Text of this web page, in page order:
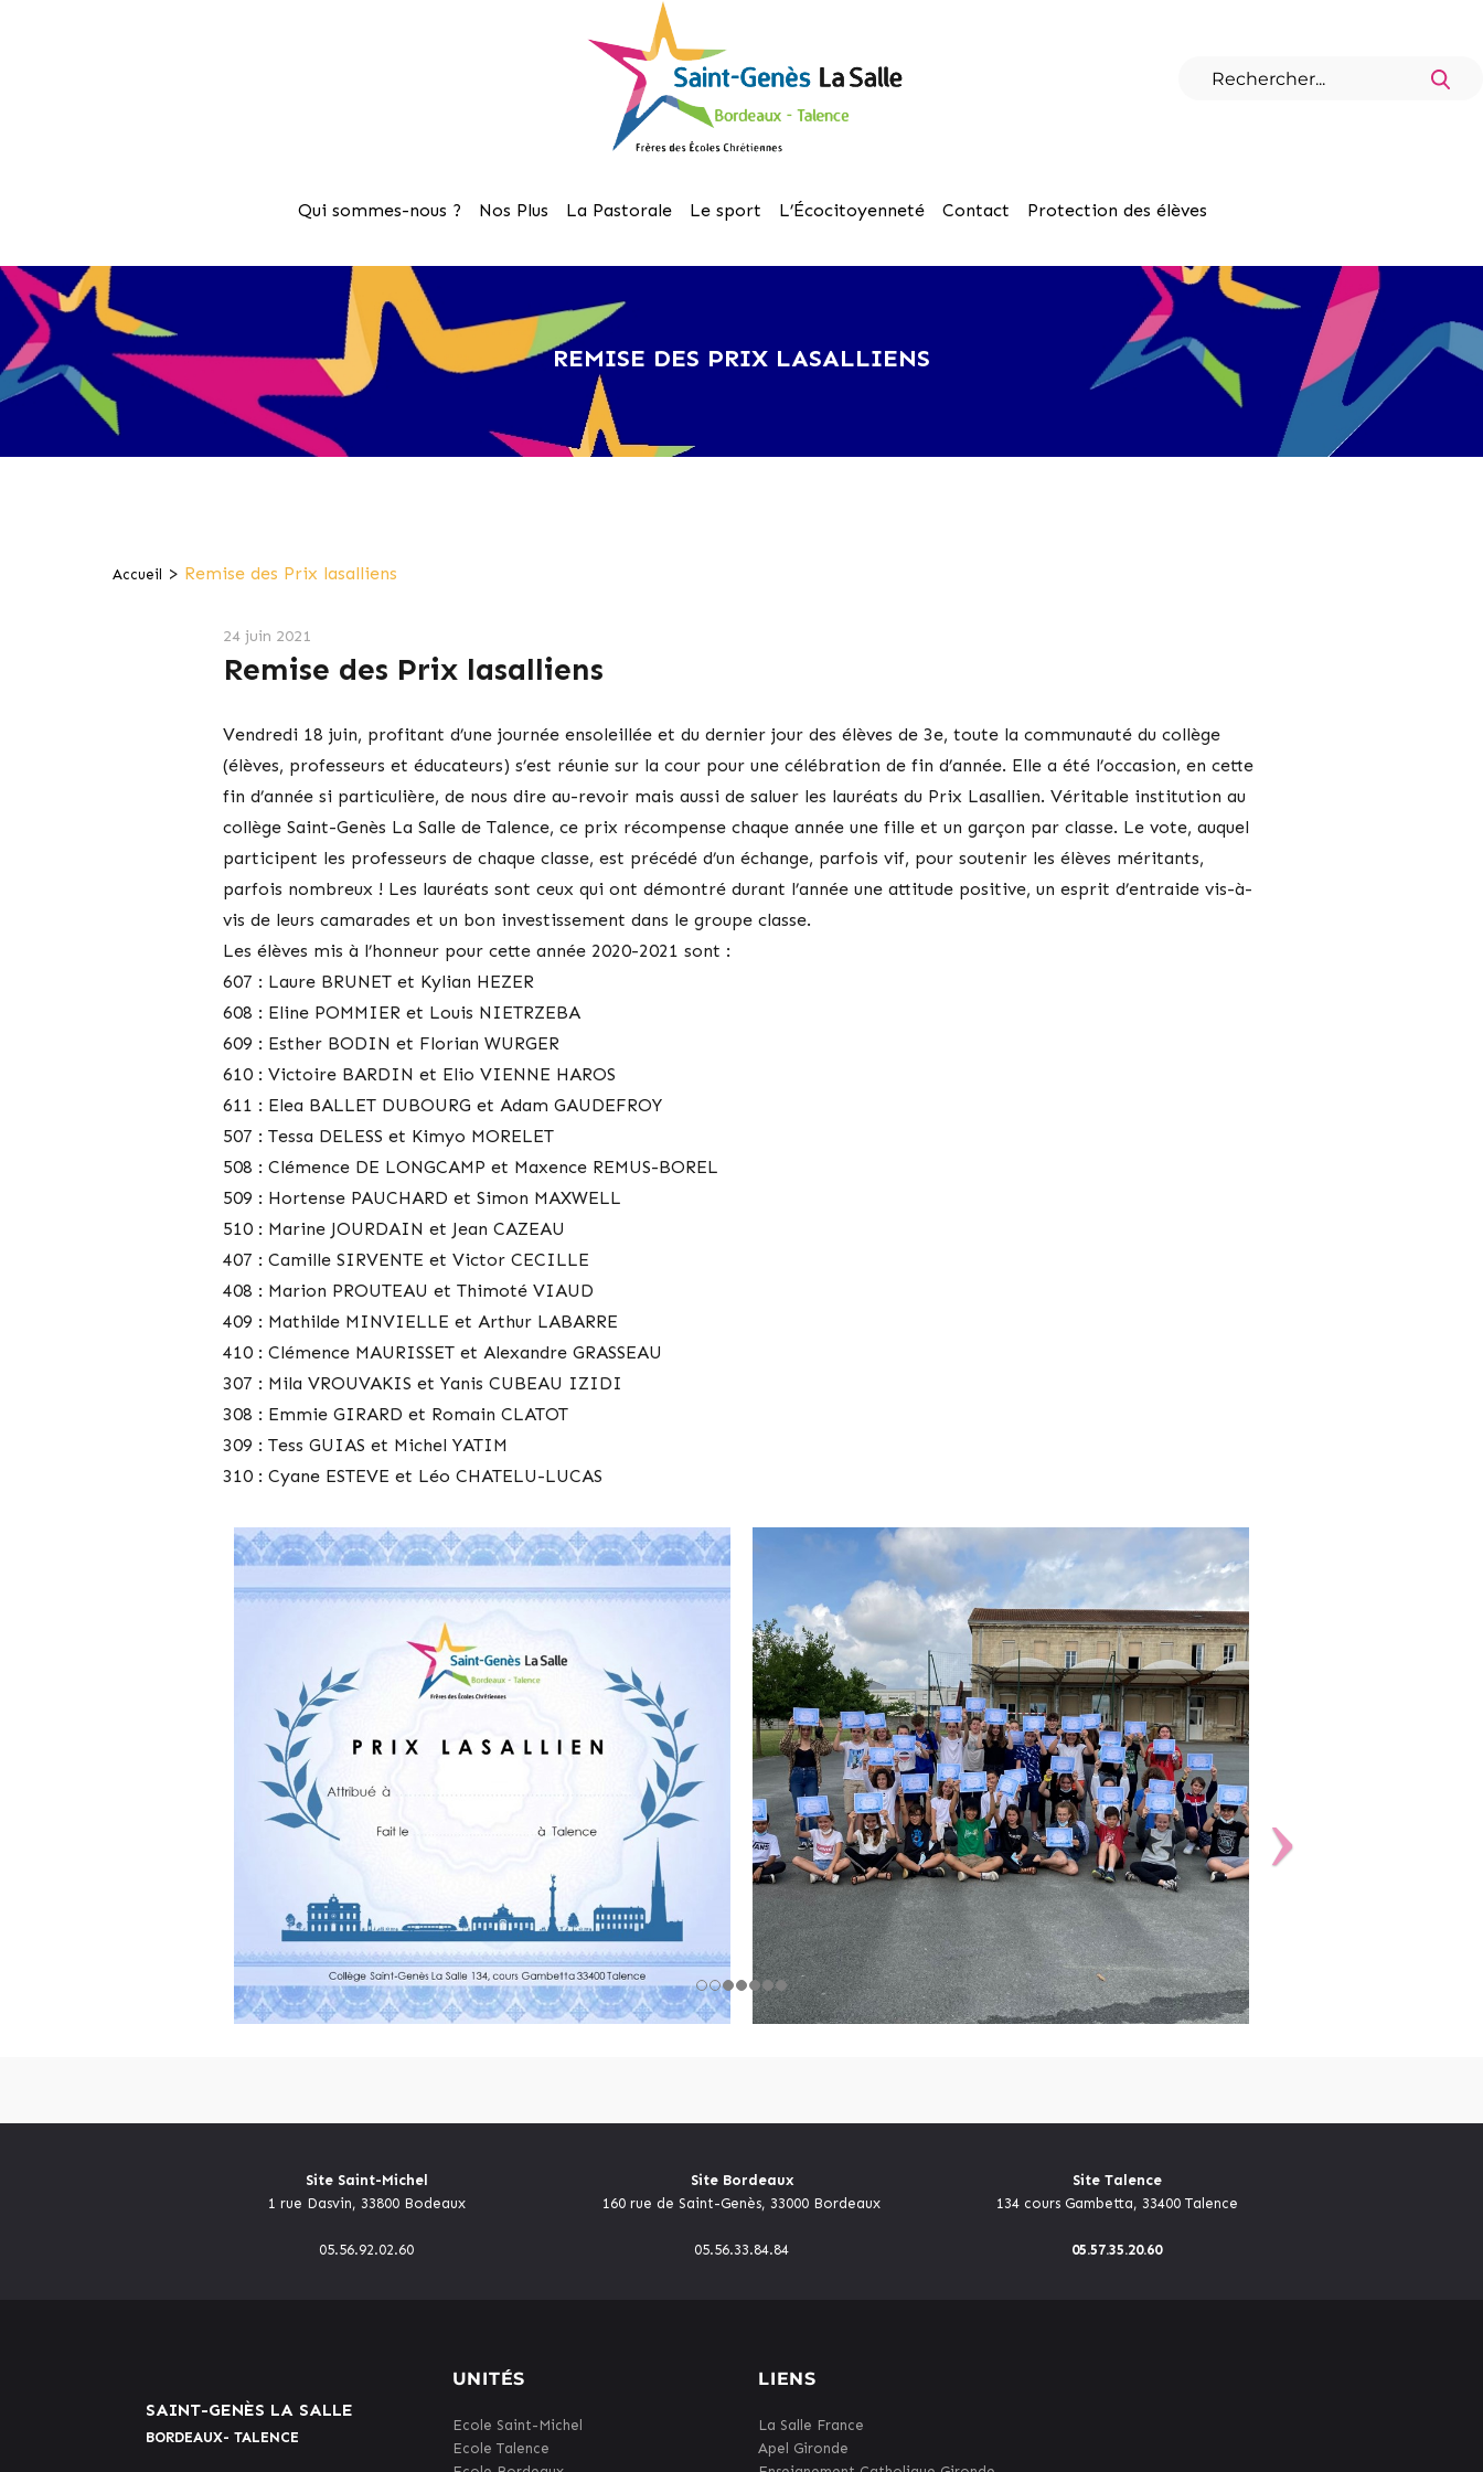
Qui sommes-nous ? Nos Plus La Pastorale Le sport L’Écocitoyenneté Contact Protection des élèves
REMISE DES PRIX LASALLIENS
Accueil > Remise des Prix lasalliens
24 juin 2021
Remise des Prix lasalliens
Vendredi 18 juin, profitant d’une journée ensoleillée et du dernier jour des élèves de 3e, toute la communauté du collège
(élèves, professeurs et éducateurs) s’est réunie sur la cour pour une célébration de fin d’année. Elle a été l’occasion, en cette
fin d’année si particulière, de nous dire au-revoir mais aussi de saluer les lauréats du Prix Lasallien. Véritable institution au
collège Saint-Genès La Salle de Talence, ce prix récompense chaque année une fille et un garçon par classe. Le vote, auquel
participent les professeurs de chaque classe, est précédé d’un échange, parfois vif, pour soutenir les élèves méritants,
parfois nombreux ! Les lauréats sont ceux qui ont démontré durant l’année une attitude positive, un esprit d’entraide vis-à-
vis de leurs camarades et un bon investissement dans le groupe classe.
Les élèves mis à l’honneur pour cette année 2020-2021 sont :
607 : Laure BRUNET et Kylian HEZER
608 : Eline POMMIER et Louis NIETRZEBA
609 : Esther BODIN et Florian WURGER
610 : Victoire BARDIN et Elio VIENNE HAROS
611 : Elea BALLET DUBOURG et Adam GAUDEFROY
507 : Tessa DELESS et Kimyo MORELET
508 : Clémence DE LONGCAMP et Maxence REMUS-BOREL
509 : Hortense PAUCHARD et Simon MAXWELL
510 : Marine JOURDAIN et Jean CAZEAU
407 : Camille SIRVENTE et Victor CECILLE
408 : Marion PROUTEAU et Thimoté VIAUD
409 : Mathilde MINVIELLE et Arthur LABARRE
410 : Clémence MAURISSET et Alexandre GRASSEAU
307 : Mila VROUVAKIS et Yanis CUBEAU IZIDI
308 : Emmie GIRARD et Romain CLATOT
309 : Tess GUIAS et Michel YATIM
310 : Cyane ESTEVE et Léo CHATELU-LUCAS
Site Saint-Michel
1 rue Dasvin, 33800 Bodeaux
05.56.92.02.60
Site Bordeaux
160 rue de Saint-Genès, 33000 Bordeaux
05.56.33.84.84
Site Talence
134 cours Gambetta, 33400 Talence
05.57.35.20.60
SAINT-GENÈS LA SALLE
BORDEAUX- TALENCE
UNITÉS
Ecole Saint-Michel
Ecole Talence
LIENS
La Salle France
Apel Gironde